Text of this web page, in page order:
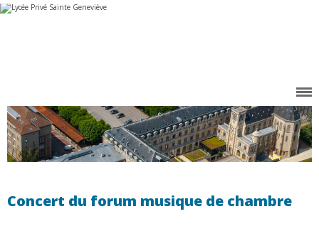
Aller
au
Outils
personnels
Concert du forum musique de chambre